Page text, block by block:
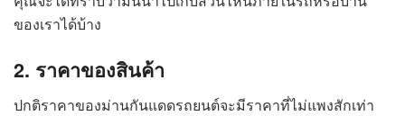
ของเราได้บ้าง
2. ราคาของสินค้า
ปกติราคาของม่านกันแดดรถยนต์จะมีราคาที่ไม่แพงสักเท่า